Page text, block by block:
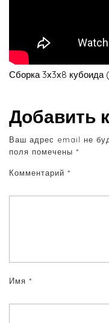
Сборка 3х3х8 кубоида
Добавить
Ваш адрес email не
поля помечены *
Комментарий *
Имя *